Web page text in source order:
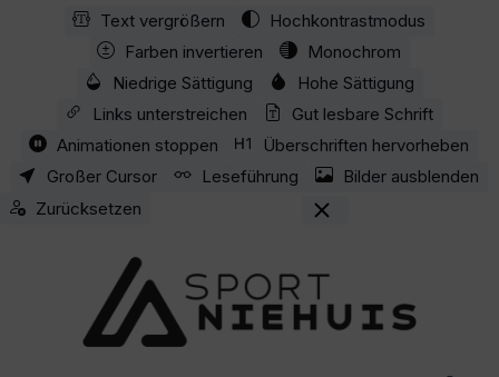
Zum Hauptinhalt springen
Text vergrößern
Hochkontrastmodus
Farben invertieren
Monochrom
Niedrige Sättigung
Hohe Sättigung
Links unterstreichen
Gut lesbare Schrift
Animationen stoppen
Überschriften hervorheben
Großer Cursor
Leseführung
Bilder ausblenden
Zurücksetzen